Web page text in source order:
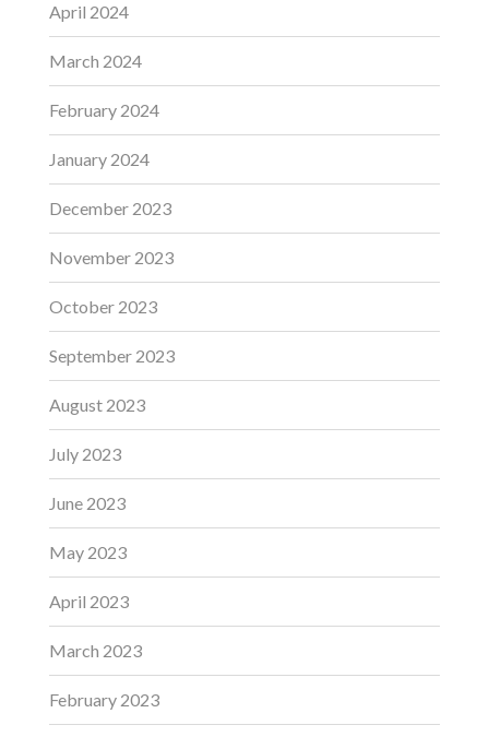
April 2024
March 2024
February 2024
January 2024
December 2023
November 2023
October 2023
September 2023
August 2023
July 2023
June 2023
May 2023
April 2023
March 2023
February 2023